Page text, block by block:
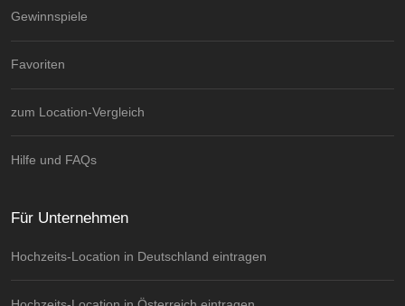
Gewinnspiele
Favoriten
zum Location-Vergleich
Hilfe und FAQs
Für Unternehmen
Hochzeits-Location in Deutschland eintragen